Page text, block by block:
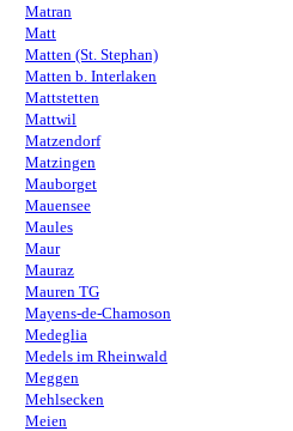
Matran
Matt
Matten (St. Stephan)
Matten b. Interlaken
Mattstetten
Mattwil
Matzendorf
Matzingen
Mauborget
Mauensee
Maules
Maur
Mauraz
Mauren TG
Mayens-de-Chamoson
Medeglia
Medels im Rheinwald
Meggen
Mehlsecken
Meien